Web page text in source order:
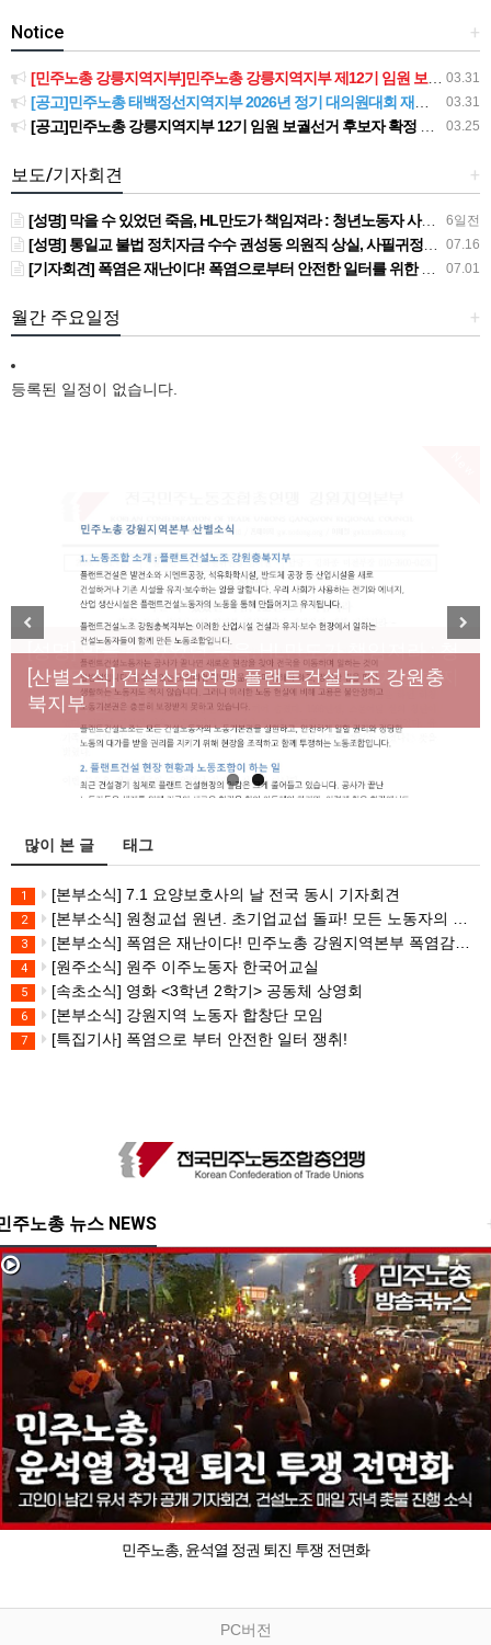
+
Notice
03.31
[민주노총 강릉지역지부]민주노총 강릉지역지부 제12기 임원 보궐선거결과 공고
03.31
[공고]민주노총 태백정선지역지부 2026년 정기 대의원대회 재소집 건
03.25
[공고]민주노총 강릉지역지부 12기 임원 보궐선거 후보자 확정 공고
+
보도/기자회견
6일전
[성명] 막을 수 있었던 죽음, HL만도가 책임져라 : 청년노동자 사망사고의 철저한 진상규명과 재발방지 대책 마련하라
07.16
[성명] 통일교 불법 정치자금 수수 권성동 의원직 상실, 사필귀정이다
07.01
[기자회견] 폭염은 재난이다! 폭염으로부터 안전한 일터를 위한 민주노총 강원지역본부 폭염감시단 선포 기자회견
+
월간 주요일정
등록된 일정이 없습니다.
[성명] 막을 수 있었던 죽음, HL만도가 책임져라 : 청
년노동자 사망사고의 철저한 진상규명과 재발방지
대책 마련하라
[산별소식] 건설산업연맹 플랜트건설노조 강원충
북지부
Previous Next
많이 본 글 태그
1 [본부소식] 7.1 요양보호사의 날 전국 동시 기자회견
2 [본부소식] 원청교섭 원년. 초기업교섭 돌파! 모든 노동자의 노동기본권 쟁취! 민주노총 7.15 총파업대회
3 [본부소식] 폭염은 재난이다! 민주노총 강원지역본부 폭염감시단 선포 기자회견
4 [원주소식] 원주 이주노동자 한국어교실
5 [속초소식] 영화 <3학년 2학기> 공동체 상영회
6 [본부소식] 강원지역 노동자 합창단 모임
7 [특집기사] 폭염으로 부터 안전한 일터 쟁취!
주노총 뉴스 NEWS
민주노총, 윤석열 정권 퇴진 투쟁 전면화
PC버전